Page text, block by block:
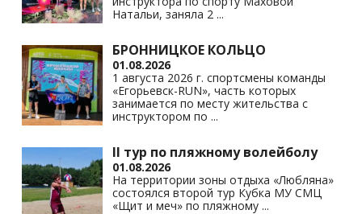
Натальи, заняла 2 ...
БРОННИЦКОЕ КОЛЬЦО
01.08.2026
1 августа 2026 г. спортсмены команды
«Егорьевск-RUN», часть которых
занимается по месту жительства с
инструктором по ...
II тур по пляжному волейболу
01.08.2026
На территории зоны отдыха «Любляна»
состоялся второй тур Кубка МУ СМЦ
«Щит и меч» по пляжному ...